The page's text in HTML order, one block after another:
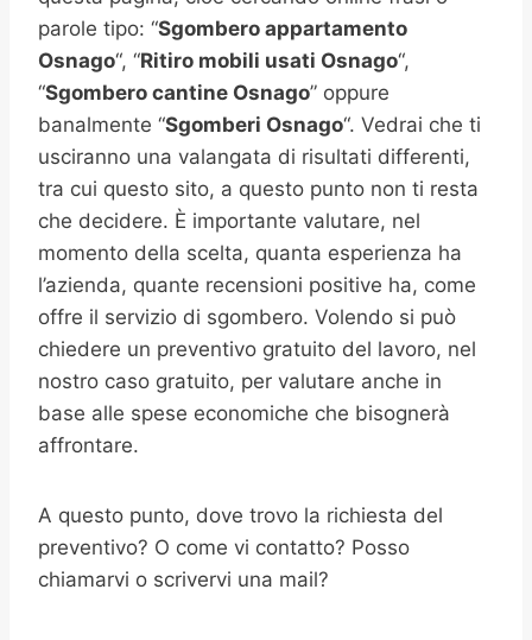
parole tipo: “Sgombero appartamento
Osnago“, “Ritiro mobili usati Osnago“,
“Sgombero cantine Osnago” oppure
banalmente “Sgomberi Osnago“. Vedrai che ti
usciranno una valangata di risultati differenti,
tra cui questo sito, a questo punto non ti resta
che decidere. È importante valutare, nel
momento della scelta, quanta esperienza ha
l’azienda, quante recensioni positive ha, come
offre il servizio di sgombero. Volendo si può
chiedere un preventivo gratuito del lavoro, nel
nostro caso gratuito, per valutare anche in
base alle spese economiche che bisognerà
affrontare.
A questo punto, dove trovo la richiesta del
preventivo? O come vi contatto? Posso
chiamarvi o scrivervi una mail?